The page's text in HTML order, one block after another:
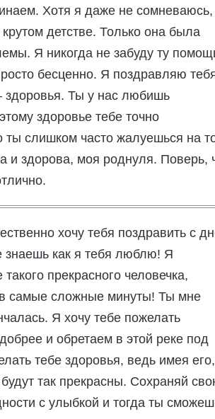
Хотя я даже не сомневаюсь,
детстве. Только она была
Я никогда не забуду ту
бесценно. Я поздравляю
здоровья. Ты у нас любишь
здоровье тебе точно
ты слишком часто жалуешься на
и здорова, моя роднуля. Поверь,
хочу тебя поздравить с
знаешь как я тебя люблю! Я
прекрасного человечка,
самые сложные минуты! Ты мне
Я хочу тебе пожелать
и обретаем в этой реке под
тебе здоровья, ведь имея его,
так прекрасны. Сохраняй
с улыбкой и тогда ты